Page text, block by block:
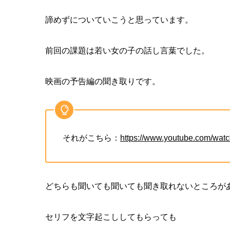
諦めずについていこうと思っています。
前回の課題は若い女の子の話し言葉でした。
映画の予告編の聞き取りです。
それがこちら： https://www.youtube.com/
どちらも聞いても聞いても聞き取れないところが
セリフを文字起こししてもらっても